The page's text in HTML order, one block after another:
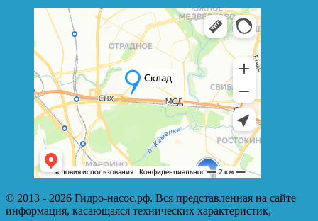
© 2013 - 2026 Гидро-насос.рф. Вся представленная на сайте
информация, касающаяся технических характеристик,